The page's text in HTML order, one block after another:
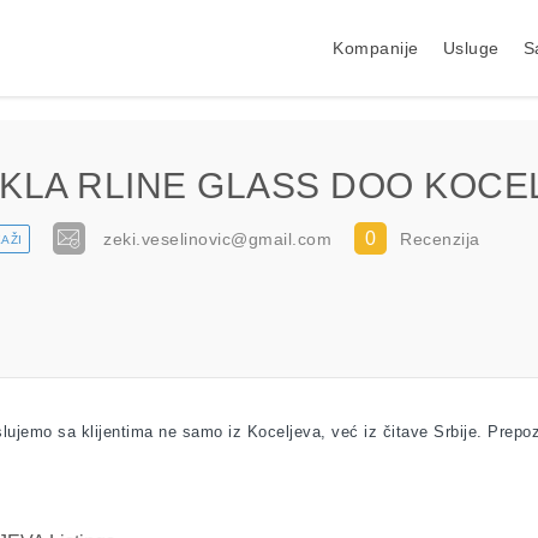
Kompanije Usluge
RLINE GLASS DOO
zeki.veselinovic@gmail.com 0 Recenzija
sa klijentima ne samo iz Koceljeva, već iz čitave Srbije.